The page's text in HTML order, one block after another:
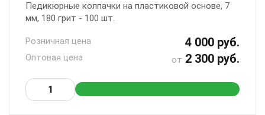
Педикюрные колпачки на пластиковой основе, 7
мм, 180 грит - 100 шт.
Розничная цена 4 000 руб.
Оптовая цена от 2 300 руб.